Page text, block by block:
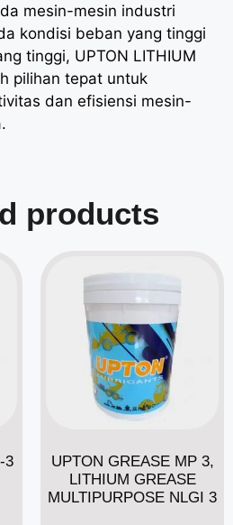
mesin-mesin industri
kondisi beban yang tinggi
tinggi, UPTON LITHIUM
pilihan tepat untuk
dan efisiensi mesin-
products
3
UPTON GREASE MP 3,
LITHIUM GREASE
MULTIPURPOSE NLGI 3